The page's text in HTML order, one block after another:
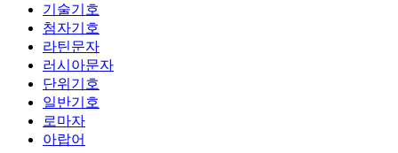
기술기호
첨자기호
라틴문자
러시아문자
단위기호
일반기호
로마자
아랍어